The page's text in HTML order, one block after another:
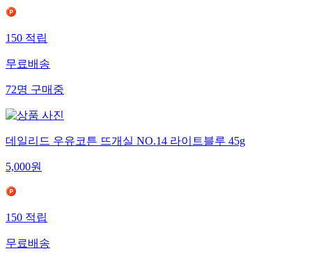
150적립
무료배송
72명구매중
데일리드 우유코튼 뜨개실 NO.14 라이트블루 45g
5,000원
150적립
무료배송